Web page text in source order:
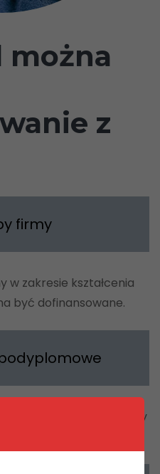
można
z
firmy
w zakresie kształcenia
być dofinansowane.
realizowane z inicjatywy